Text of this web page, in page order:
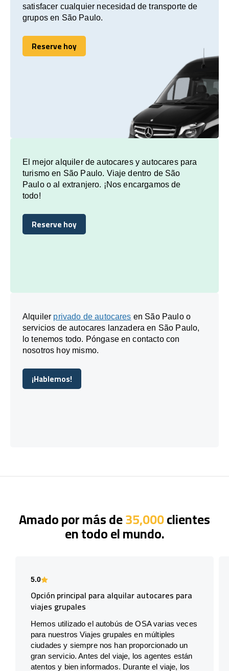
satisfacer cualquier necesidad de transporte de
grupos en São Paulo.
Reserve hoy
Reserve hoy
El mejor alquiler de autocares y autocares para
turismo en São Paulo. Viaje dentro de São
Paulo o al extranjero. ¡Nos encargamos de
todo!
Reserve hoy
Reserve hoy
Alquiler privado de autocares en São Paulo o
servicios de autocares lanzadera en São Paulo,
lo tenemos todo. Póngase en contacto con
nosotros hoy mismo.
¡Hablemos!
¡Hablemos!
Amado por más de35,000clientes
en todo el mundo.
5.0
Opción principal para alquilar autocares para
viajes grupales
Hemos utilizado el autobús de OSA varias veces
para nuestros Viajes grupales en múltiples
ciudades y siempre nos han proporcionado un
gran servicio. Antes del viaje, los agentes están
atentos y bien informados. Durante el viaje, los